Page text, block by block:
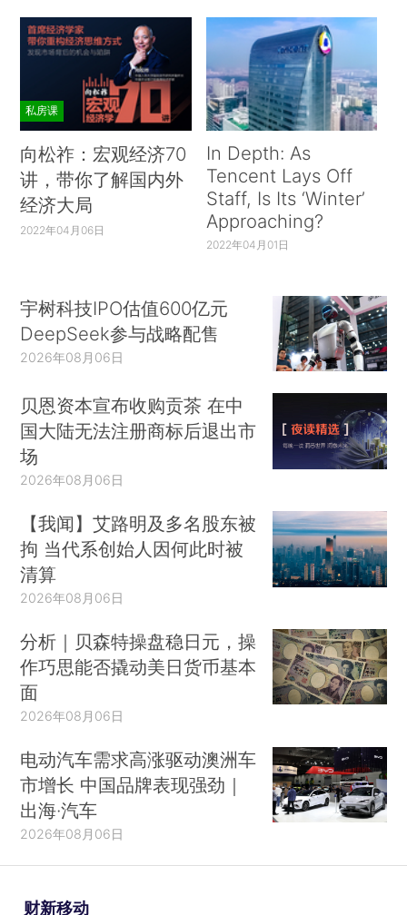
私房课
向松祚：宏观经济70
讲，带你了解国内外
经济大局
2022年04月06日
In Depth: As
Tencent Lays Off
Staff, Is Its ‘Winter’
Approaching?
2022年04月01日
宇树科技IPO估值600亿元
DeepSeek参与战略配售
2026年08月06日
贝恩资本宣布收购贡茶 在中
国大陆无法注册商标后退出市
场
2026年08月06日
【我闻】艾路明及多名股东被
拘 当代系创始人因何此时被
清算
2026年08月06日
分析｜贝森特操盘稳日元，操
作巧思能否撬动美日货币基本
面
2026年08月06日
电动汽车需求高涨驱动澳洲车
市增长 中国品牌表现强劲｜
出海·汽车
2026年08月06日
财新移动